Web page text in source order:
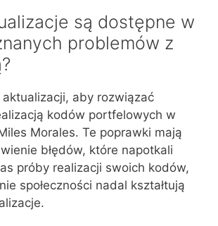
są dostępne w
problemów z
aby rozwiązać
kodów portfelowych w
Morales. Te poprawki mają
błędów, które napotkali
próby realizacji swoich kodów,
społeczności nadal kształtują